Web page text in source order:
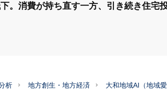
。消費が持ち直す一方、引き続き住宅
析 地方創生・地方経済 大和地域AI（地域